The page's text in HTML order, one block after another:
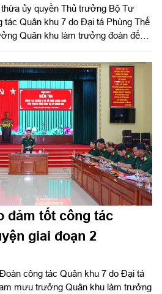
ủy quyền Thủ trưởng Bộ Tư
tác Quân khu 7 do Đại tá Phùng Thế
Quân khu làm trưởng đoàn đến
đảm tốt công tác
giai đoạn 2
công tác Quân khu 7 do Đại tá
mưu trưởng Quân khu làm trưởng